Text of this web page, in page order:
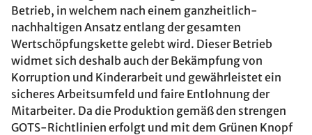
Betrieb, in welchem nach einem ganzheitlich-
nachhaltigen Ansatz entlang der gesamten
Wertschöpfungskette gelebt wird. Dieser Betrieb
widmet sich deshalb auch der Bekämpfung von
Korruption und Kinderarbeit und gewährleistet ein
sicheres Arbeitsumfeld und faire Entlohnung der
Mitarbeiter. Da die Produktion gemäß den strengen
GOTS-Richtlinien erfolgt und mit dem Grünen Knopf